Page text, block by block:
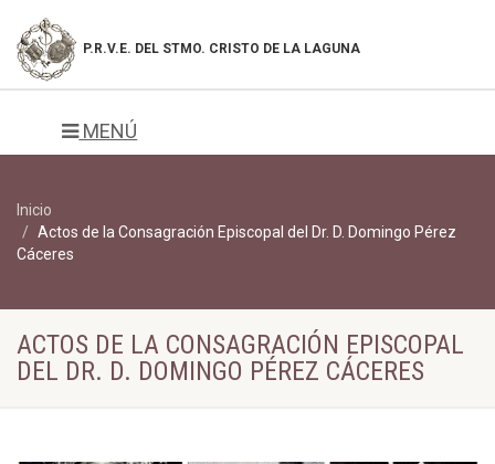
P.R.V.E. DEL STMO. CRISTO DE LA LAGUNA
MENÚ
Inicio
Actos de la Consagración Episcopal del Dr. D. Domingo Pérez
Cáceres
ACTOS DE LA CONSAGRACIÓN EPISCOPAL
DEL DR. D. DOMINGO PÉREZ CÁCERES